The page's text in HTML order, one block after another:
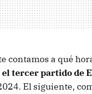
contamos a qué
el tercer partido de
El siguiente,